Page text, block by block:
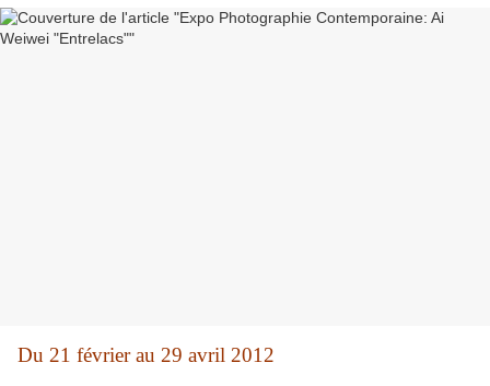
Du 21 février au 29 avril 2012